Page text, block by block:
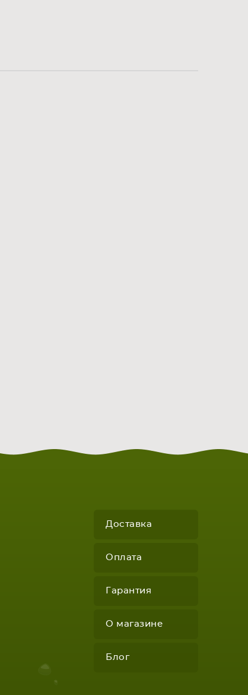
Доставка
Оплата
Гарантия
О магазине
Блог